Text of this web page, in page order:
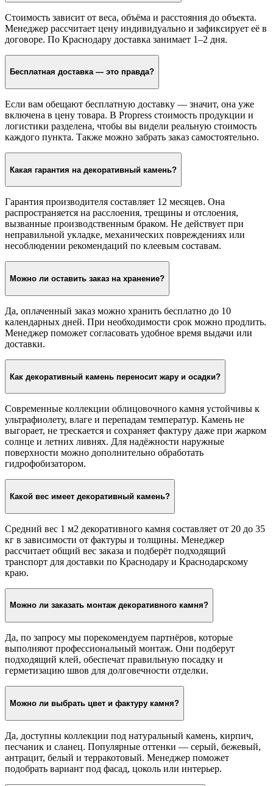
Стоимость зависит от веса, объёма и расстояния до объекта.
Менеджер рассчитает цену индивидуально и зафиксирует её в
договоре. По Краснодару доставка занимает 1–2 дня.
Бесплатная доставка — это правда?
Если вам обещают бесплатную доставку — значит, она уже
включена в цену товара. В Propress стоимость продукции и
логистики разделена, чтобы вы видели реальную стоимость
каждого пункта. Также можно забрать заказ самостоятельно.
Какая гарантия на декоративный камень?
Гарантия производителя составляет 12 месяцев. Она
распространяется на расслоения, трещины и отслоения,
вызванные производственным браком. Не действует при
неправильной укладке, механических повреждениях или
несоблюдении рекомендаций по клеевым составам.
Можно ли оставить заказ на хранение?
Да, оплаченный заказ можно хранить бесплатно до 10
календарных дней. При необходимости срок можно продлить.
Менеджер поможет согласовать удобное время выдачи или
доставки.
Как декоративный камень переносит жару и осадки?
Современные коллекции облицовочного камня устойчивы к
ультрафиолету, влаге и перепадам температур. Камень не
выгорает, не трескается и сохраняет фактуру даже при жарком
солнце и летних ливнях. Для надёжности наружные
поверхности можно дополнительно обработать
гидрофобизатором.
Какой вес имеет декоративный камень?
Средний вес 1 м2 декоративного камня составляет от 20 до 35
кг в зависимости от фактуры и толщины. Менеджер
рассчитает общий вес заказа и подберёт подходящий
транспорт для доставки по Краснодару и Краснодарскому
краю.
Можно ли заказать монтаж декоративного камня?
Да, по запросу мы порекомендуем партнёров, которые
выполняют профессиональный монтаж. Они подберут
подходящий клей, обеспечат правильную посадку и
герметизацию швов для долговечности отделки.
Можно ли выбрать цвет и фактуру камня?
Да, доступны коллекции под натуральный камень, кирпич,
песчаник и сланец. Популярные оттенки — серый, бежевый,
антрацит, белый и терракотовый. Менеджер поможет
подобрать вариант под фасад, цоколь или интерьер.